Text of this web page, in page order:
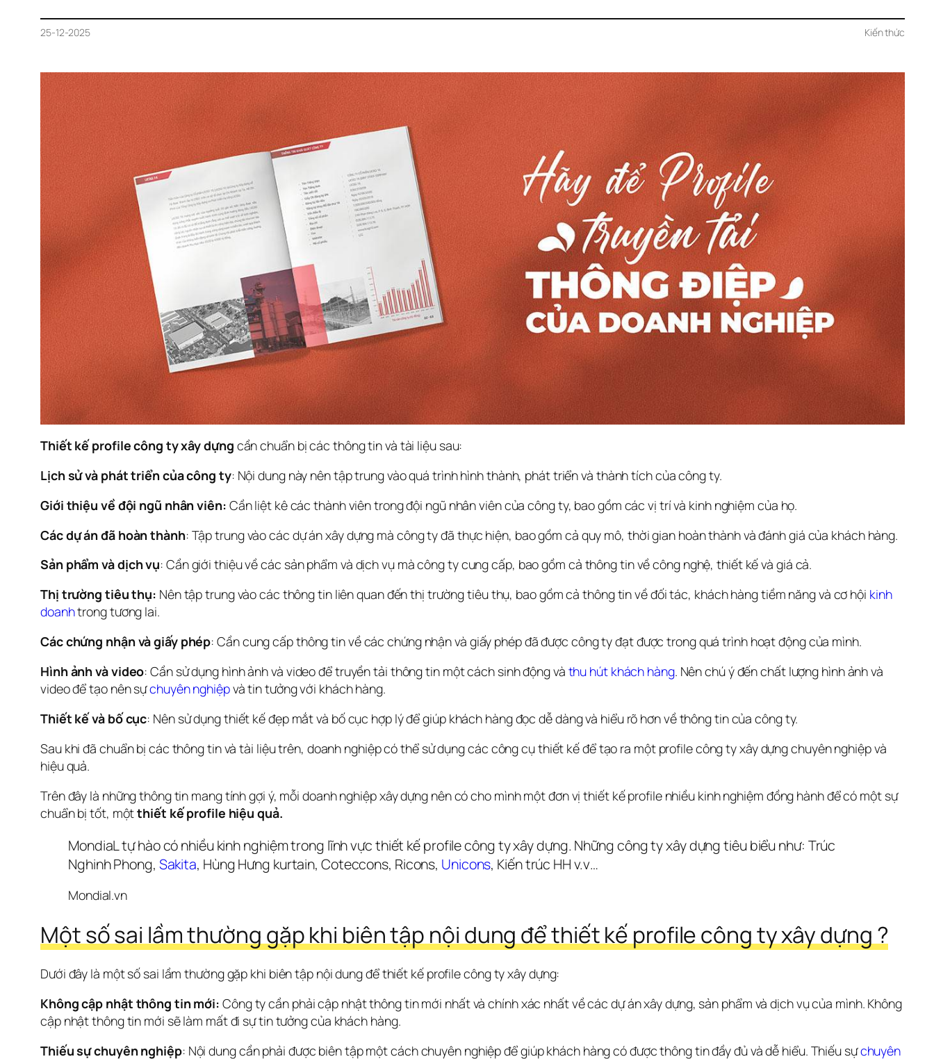
25-12-2025 Kiến thức
Thiết kế profile công ty xây dựng cần chuẩn bị các thông tin và tài liệu sau:
Lịch sử và phát triển của công ty: Nội dung này nên tập trung vào quá trình hình thành, phát triển và thành tích của công ty.
Giới thiệu về đội ngũ nhân viên: Cần liệt kê các thành viên trong đội ngũ nhân viên của công ty, bao gồm các vị trí và kinh nghiệm của họ.
Các dự án đã hoàn thành: Tập trung vào các dự án xây dựng mà công ty đã thực hiện, bao gồm cả quy mô, thời gian hoàn thành và đánh giá của khách hàng.
Sản phẩm và dịch vụ: Cần giới thiệu về các sản phẩm và dịch vụ mà công ty cung cấp, bao gồm cả thông tin về công nghệ, thiết kế và giá cả.
Thị trường tiêu thụ: Nên tập trung vào các thông tin liên quan đến thị trường tiêu thụ, bao gồm cả thông tin về đối tác, khách hàng tiềm năng và cơ hội kinh
doanh trong tương lai.
Các chứng nhận và giấy phép: Cần cung cấp thông tin về các chứng nhận và giấy phép đã được công ty đạt được trong quá trình hoạt động của mình.
Hình ảnh và video: Cần sử dụng hình ảnh và video để truyền tải thông tin một cách sinh động và thu hút khách hàng. Nên chú ý đến chất lượng hình ảnh và
video để tạo nên sự chuyên nghiệp và tin tưởng với khách hàng.
Thiết kế và bố cục: Nên sử dụng thiết kế đẹp mắt và bố cục hợp lý để giúp khách hàng đọc dễ dàng và hiểu rõ hơn về thông tin của công ty.
Sau khi đã chuẩn bị các thông tin và tài liệu trên, doanh nghiệp có thể sử dụng các công cụ thiết kế để tạo ra một profile công ty xây dựng chuyên nghiệp và
hiệu quả.
Trên đây là những thông tin mang tính gợi ý, mỗi doanh nghiệp xây dựng nên có cho mình một đơn vị thiết kế profile nhiều kinh nghiệm đồng hành để có một sự
chuẩn bị tốt, một thiết kế profile hiệu quả.
MondiaL tự hào có nhiều kinh nghiệm trong lĩnh vực thiết kế profile công ty xây dựng. Những công ty xây dựng tiêu biểu như: Trúc
Nghinh Phong, Sakita, Hùng Hưng kurtain, Coteccons, Ricons, Unicons, Kiến trúc HH v.v…
Mondial.vn
Một số sai lầm thường gặp khi biên tập nội dung để thiết kế profile công ty xây dựng ?
Dưới đây là một số sai lầm thường gặp khi biên tập nội dung để thiết kế profile công ty xây dựng:
Không cập nhật thông tin mới: Công ty cần phải cập nhật thông tin mới nhất và chính xác nhất về các dự án xây dựng, sản phẩm và dịch vụ của mình. Không
cập nhật thông tin mới sẽ làm mất đi sự tin tưởng của khách hàng.
Thiếu sự chuyên nghiệp: Nội dung cần phải được biên tập một cách chuyên nghiệp để giúp khách hàng có được thông tin đầy đủ và dễ hiểu. Thiếu sự chuyên